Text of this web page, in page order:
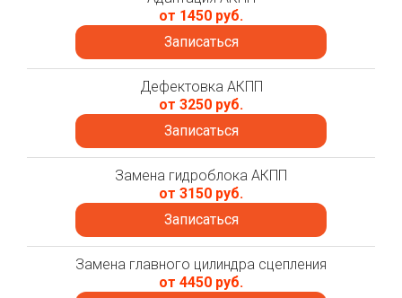
от 1450 руб.
Записаться
Дефектовка АКПП
от 3250 руб.
Записаться
Замена гидроблока АКПП
от 3150 руб.
Записаться
Замена главного цилиндра сцепления
от 4450 руб.